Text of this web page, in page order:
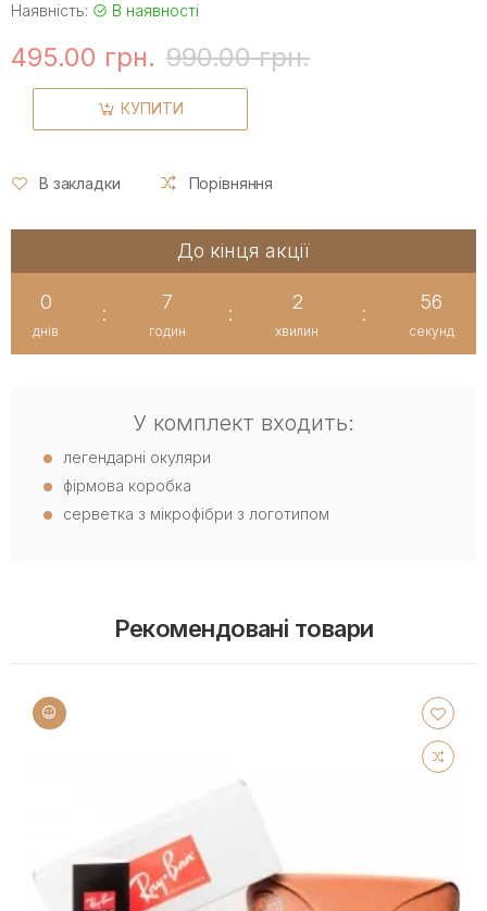
Наявність: В наявності
495.00 грн. 990.00 грн.
КУПИТИ
В закладки Порівняння
До кінця акції
0
днів
:
7
годин
:
2
хвилин
:
56
секунд
У комплект входить:
легендарні окуляри
фірмова коробка
серветка з мікрофібри з логотипом
Рекомендовані товари